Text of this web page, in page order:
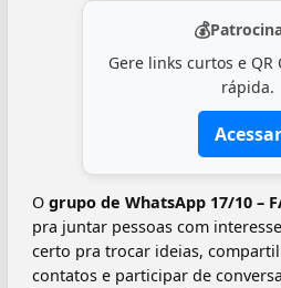
💰
Gere links curtos e QR
rápida.
Acessar
O grupo de WhatsApp 17/10 –
pra juntar pessoas com
certo pra trocar ideias,
contatos e participar de